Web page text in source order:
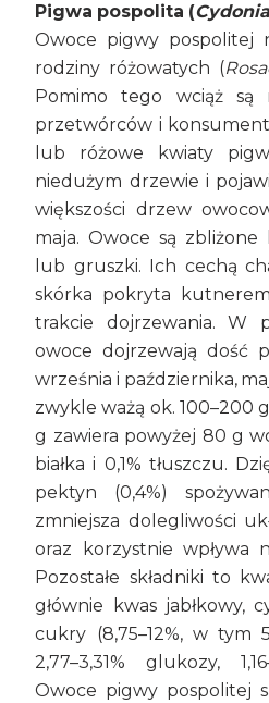
Pigwa pospolita (
Owoce pigwy pospolitej
rodziny różowatych (
Pomimo tego wciąż są
przetwórców i
lub różowe kwiaty
niedużym drzewie i
większości drzew
maja. Owoce są zbliżone
lub gruszki. Ich cechą
skórka pokryta
trakcie dojrzewania. W
owoce dojrzewają dość
września i października,
zwykle ważą ok. 100–200
g zawiera powyżej 80 g
białka i 0,1% tłuszczu.
pektyn (0,4%)
zmniejsza dolegliwości
oraz korzystnie wpływa
Pozostałe składniki to
głównie kwas jabłkowy,
cukry (8,75–12%, w tym
2,77–3,31% glukozy,
Owoce pigwy pospolitej